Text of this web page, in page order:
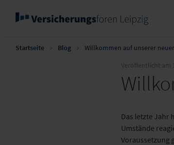
Startseite Blog
Willkommen auf unserer
Veröffentlicht am
Das letzte Jahr
Umstände
Voraussetzung